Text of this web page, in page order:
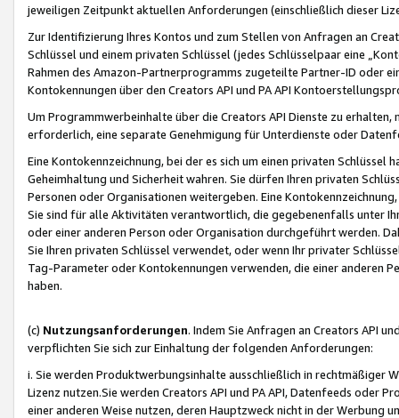
jeweiligen Zeitpunkt aktuellen Anforderungen (einschließlich dieser
Zur Identifizierung Ihres Kontos und zum Stellen von Anfragen an
Schlüssel und einem privaten Schlüssel (jedes Schlüsselpaar eine
Rahmen des Amazon-Partnerprogramms zugeteilte Partner-ID oder
Kontokennungen über den Creators API und PA API
Um Programmwerbeinhalte über die Creators API Dienste zu
erforderlich, eine separate Genehmigung für Unterdienste oder
Eine Kontokennzeichnung, bei der es sich um einen privaten
Geheimhaltung und Sicherheit wahren. Sie dürfen Ihren privaten
Personen oder Organisationen weitergeben. Eine
Sie sind für alle Aktivitäten verantwortlich, die gegebenenfalls unter
oder einer anderen Person oder Organisation durchgeführt werden.
Sie Ihren privaten Schlüssel verwendet, oder wenn Ihr privater
Tag-Parameter oder Kontokennungen verwenden, die einer anderen
haben.
(c) Nutzungsanforderungen. Indem Sie Anfragen an Creators API
verpflichten Sie sich zur Einhaltung der folgenden Anforderungen:
i. Sie werden Produktwerbungsinhalte ausschließlich in rechtmäßiger
Lizenz nutzen.Sie werden Creators API und PA API, Datenfeeds oder
einer anderen Weise nutzen, deren Hauptzweck nicht in der Werbung